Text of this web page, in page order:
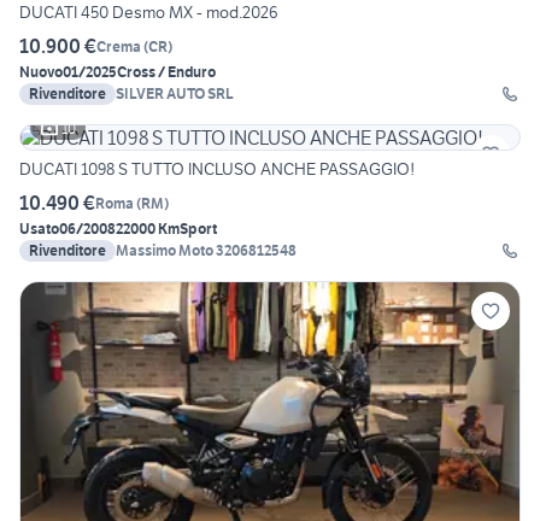
DUCATI 450 Desmo MX - mod.2026
10.900 €Crema (CR)
Nuovo01/2025Cross / Enduro
Rivenditore SILVER AUTO SRL
10
DUCATI 1098 S TUTTO INCLUSO ANCHE PASSAGGIO!
10.490 €Roma (RM)
Usato06/200822000 KmSport
Rivenditore Massimo Moto 3206812548